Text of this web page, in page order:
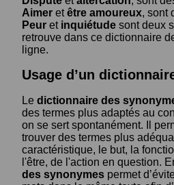
Aimer etêtre amoureux, sont
Peur et inquiétude sont deux
retrouve dans ce dictionnaire
ligne.
Usage d’un
Le dictionnaire des
des termes plus adaptés au
on se sert spontanément. Il
trouver des termes plus
caractéristique, le but, la
l'être, de l'action en question.
des synonymes permet